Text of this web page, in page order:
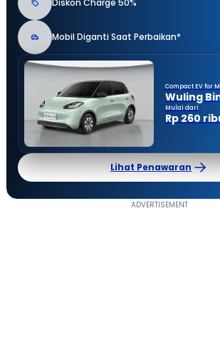
Diskon Charge 50%
Mobil Diganti Saat Perbaikan*
Compact EV for
Wuling
Mulai dari
Rp 260
Lihat Penawaran